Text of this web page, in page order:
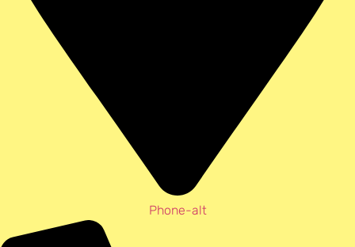
Phone-alt